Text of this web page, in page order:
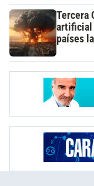
Tercera
artificial
países